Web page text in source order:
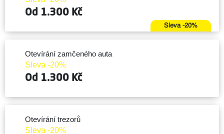
Od 1.300 Kč
Sleva -20%
Otevírání zamčeného auta
Sleva -20%
Od 1.300 Kč
Otevírání trezorů
Sleva -20%